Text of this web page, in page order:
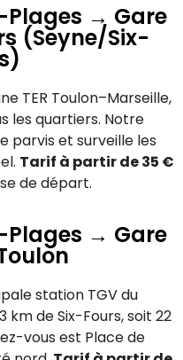
Plages → Gare
(Seyne/Six-
TER Toulon–Marseille,
les quartiers. Notre
parvis et surveille les
Tarif à partir de 35 €
de départ.
Plages → Gare
station TGV du
de Six-Fours, soit 22
vous est Place de